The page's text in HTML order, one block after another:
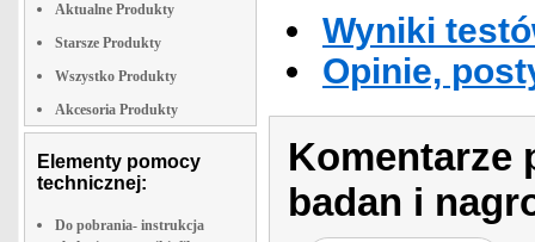
Aktualne Produkty
Starsze Produkty
Wszystko Produkty
Akcesoria Produkty
Elementy pomocy
technicznej:
Do pobrania- instrukcja
Wyniki
Opinie,
Komentarze
badan i